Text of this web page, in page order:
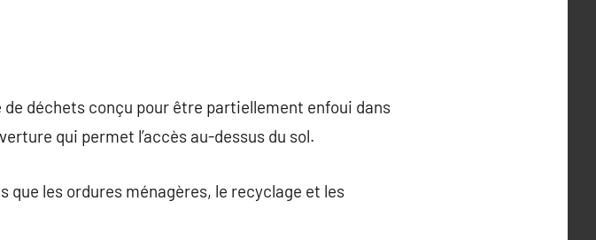
déchets conçu pour être partiellement enfoui dans
qui permet l’accès au-dessus du sol.
les ordures ménagères, le recyclage et les